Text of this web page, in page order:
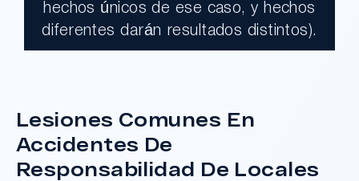
Un jurado declaró al Condado de Los
¿Tengo Un Caso?
hechos únicos de ese caso, y hechos
diferentes darán resultados distintos).
Lesiones Comunes En
Accidentes De
Responsabilidad De Locales